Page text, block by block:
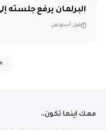
البرلمان يرفع جلسته
قبل أسبوعين
معك اينما تكون..